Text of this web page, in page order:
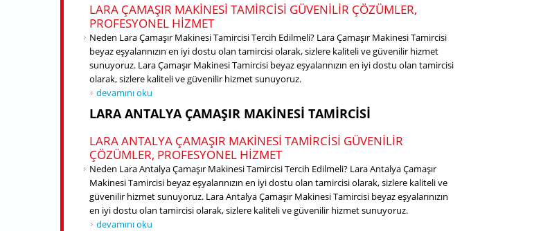
LARA ÇAMAŞIR MAKINESI TAMIRCISI GÜVENILIR ÇÖZÜMLER,
PROFESYONEL HIZMET
Neden Lara Çamaşır Makinesi Tamircisi Tercih Edilmeli? Lara Çamaşır Makinesi Tamircisi
beyaz eşyalarınızın en iyi dostu olan tamircisi olarak, sizlere kaliteli ve güvenilir hizmet
sunuyoruz. Lara Çamaşır Makinesi Tamircisi beyaz eşyalarınızın en iyi dostu olan tamircisi
olarak, sizlere kaliteli ve güvenilir hizmet sunuyoruz.
Lara Çamaşır Makinesi Tamircisi hakkında
devamını oku
LARA ANTALYA ÇAMAŞIR MAKINESI TAMIRCISI
LARA ANTALYA ÇAMAŞIR MAKINESI TAMIRCISI GÜVENILIR
ÇÖZÜMLER, PROFESYONEL HIZMET
Neden Lara Antalya Çamaşır Makinesi Tamircisi Tercih Edilmeli? Lara Antalya Çamaşır
Makinesi Tamircisi beyaz eşyalarınızın en iyi dostu olan tamircisi olarak, sizlere kaliteli ve
güvenilir hizmet sunuyoruz. Lara Antalya Çamaşır Makinesi Tamircisi beyaz eşyalarınızın
en iyi dostu olan tamircisi olarak, sizlere kaliteli ve güvenilir hizmet sunuyoruz.
Lara Antalya Çamaşır Makinesi Tamircisi hakkında
devamını oku